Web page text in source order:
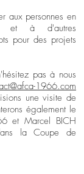
aux personnes en
et à d'autres
pour des projets
pas à nous
1966.com
une visite de
également le
et Marcel BICH
la Coupe de